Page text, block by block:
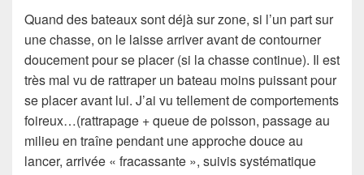
Quand des bateaux sont déjà sur zone, si l’un part sur
une chasse, on le laisse arriver avant de contourner
doucement pour se placer (si la chasse continue). Il est
très mal vu de rattraper un bateau moins puissant pour
se placer avant lui. J’ai vu tellement de comportements
foireux…(rattrapage + queue de poisson, passage au
milieu en traîne pendant une approche douce au
lancer, arrivée « fracassante », suivis systématique